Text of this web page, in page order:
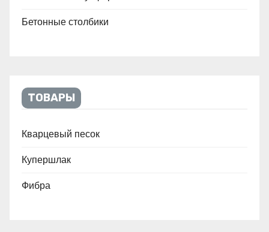
Бетонные столбики
ТОВАРЫ
Кварцевый песок
Купершлак
Фибра